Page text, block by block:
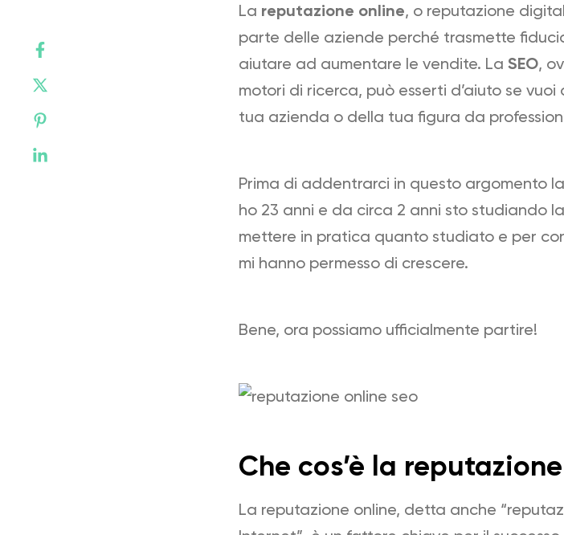
La reputazione online, o reputazione
parte delle aziende perché trasmette
aiutare ad aumentare le vendite. La SEO,
motori di ricerca, può esserti d’aiuto se
tua azienda o della tua figura da
Prima di addentrarci in questo argomento
ho 23 anni e da circa 2 anni sto studiando
mettere in pratica quanto studiato e per
mi hanno permesso di crescere.
Bene, ora possiamo ufficialmente partire!
Che cos’è la
La reputazione online, detta anche